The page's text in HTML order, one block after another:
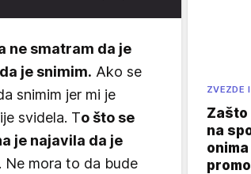
ne smatram da je
je snimim. Ako se
snimim jer mi je
svidela. To što se
je najavila da je
. Ne mora to da bude
ZVEZDE
Zašto
na